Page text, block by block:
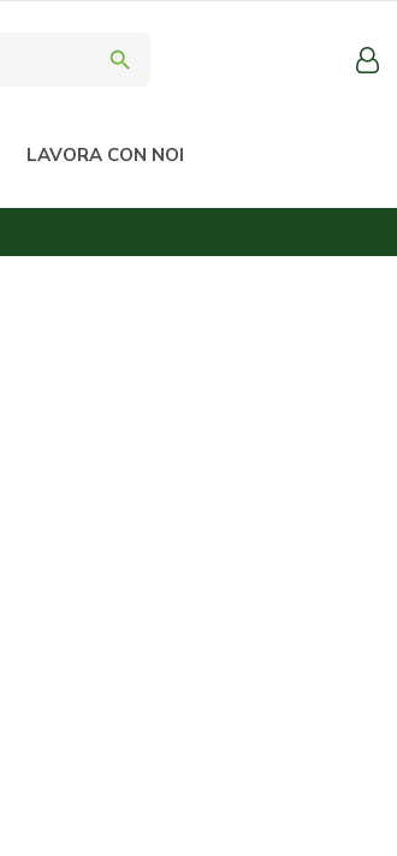
search
LAVORA CON NOI